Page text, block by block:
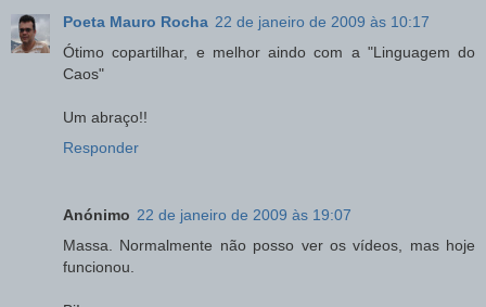
Poeta Mauro Rocha 22 de janeiro de 2009 às 10:17
Ótimo copartilhar, e melhor aindo com a "Linguagem do
Caos"
Um abraço!!
Responder
Anónimo 22 de janeiro de 2009 às 19:07
Massa. Normalmente não posso ver os vídeos, mas hoje
funcionou.